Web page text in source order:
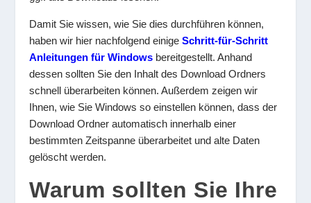
Damit Sie wissen, wie Sie dies durchführen können,
haben wir hier nachfolgend einigeSchritt-für-Schritt
Anleitungen für Windows bereitgestellt. Anhand
dessen sollten Sie den Inhalt des Download Ordners
schnell überarbeiten können. Außerdem zeigen wir
Ihnen, wie Sie Windows so einstellen können, dass der
Download Ordner automatisch innerhalb einer
bestimmten Zeitspanne überarbeitet und alte Daten
gelöscht werden.
Warum sollten Sie Ihre